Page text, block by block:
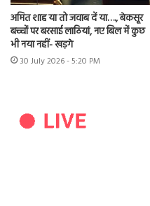
अमित शाह या तो जवाब दें या…., बेकसूर
बच्चों पर बरसाई लाठियां, नए बिल में कुछ
भी नया नहीं- खड़गे
30 July 2026 - 5:20 PM